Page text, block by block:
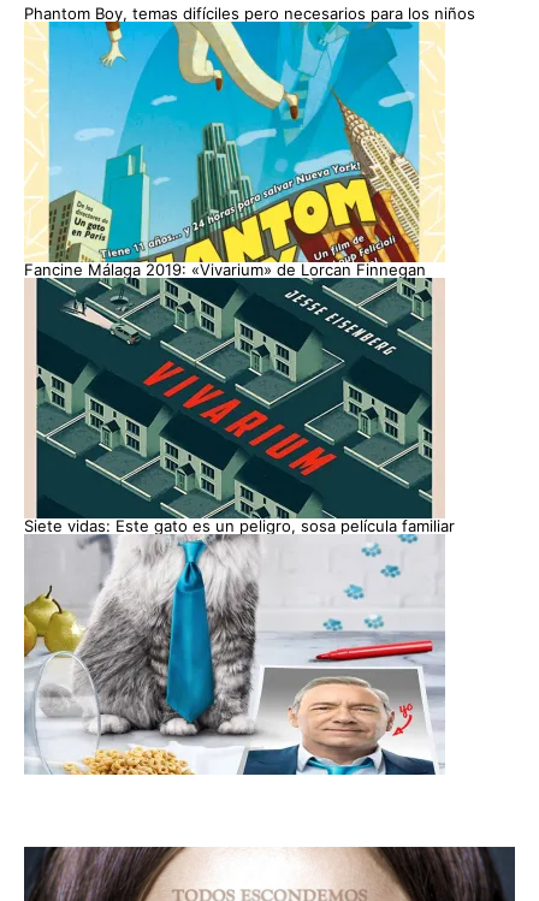
Phantom Boy, temas difíciles pero necesarios para los niños
Fancine Málaga 2019: «Vivarium» de Lorcan Finnegan
Siete vidas: Este gato es un peligro, sosa película familiar